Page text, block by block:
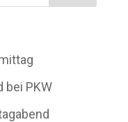
bei PKW